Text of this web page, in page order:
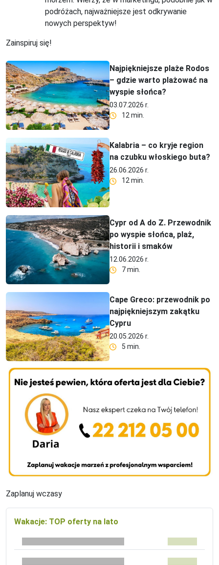
podróżach, najważniejsze jest odkrywanie
nowych perspektyw!
Zainspiruj się!
Najpiękniejsze plaże Rodos
– gdzie warto plażować na
wyspie słońca?
03.07.2026 r.
12 min.
Kalabria – co kryje region
na czubku włoskiego buta?
26.06.2026 r.
12 min.
Cypr od A do Z. Przewodnik
po wyspie słońca, plaż,
historii i smaków
12.06.2026 r.
7 min.
Cape Greco: przewodnik po
najpiękniejszym zakątku
Cypru
20.05.2026 r.
5 min.
Zaplanuj wczasy
Wakacje: TOP oferty na lato